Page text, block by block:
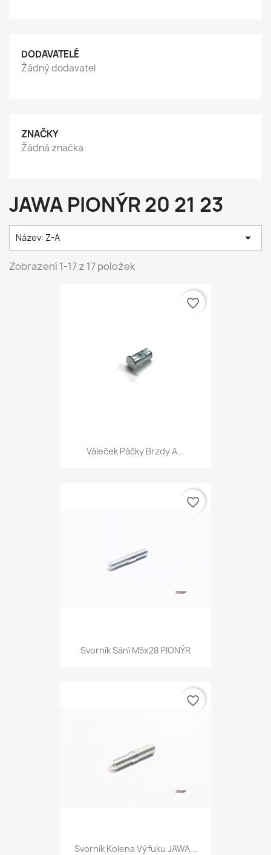
DODAVATELÉ
Žádný dodavatel
ZNAČKY
Žádná značka
JAWA PIONÝR 20 21 23
Název: Z-A 
Zobrazení 1-17 z 17 položek
Váleček Páčky Brzdy A...
favorite_border
Svorník Sání M5x28 PIONÝR
favorite_border
Svorník Kolena Výfuku JAWA...
favorite_border